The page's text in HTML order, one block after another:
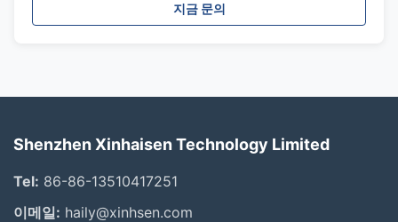
지금 문의
Shenzhen Xinhaisen Technology Limited
Tel: 86-86-13510417251
이메일: haily@xinhsen.com